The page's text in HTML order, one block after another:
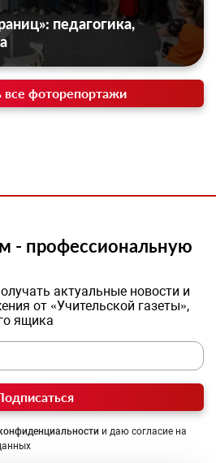
педагогика,
все фоторепортажи
- профессиональную
актуальные новости и
от «Учительской газеты»,
ящика
и даю согласие на